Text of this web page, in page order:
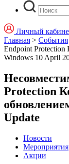
Личный
Главная > События
Endpoint
Windows 10 April
Protection
Update
Новости
Мероприятия
Акции